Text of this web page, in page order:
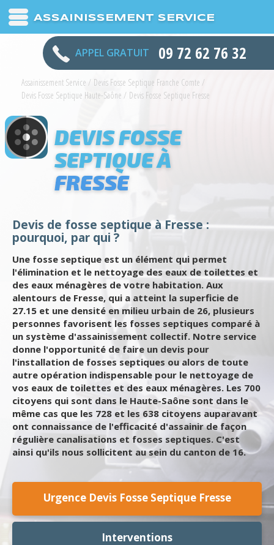
ASSAINISSEMENT SERVICE
APPEL GRATUIT 09 72 62 76 32
Assainissement Service / Devis Fosse Septique Franche Comte /
Devis Fosse Septique Haute-Saône / Devis Fosse Septique Fresse
DEVIS FOSSE
SEPTIQUE À
FRESSE
Devis de fosse septique à Fresse :
pourquoi, par qui ?
Une fosse septique est un élément qui permet
l'élimination et le nettoyage des eaux de toilettes et
des eaux ménagères de votre habitation. Aux
alentours de Fresse, qui a atteint la superficie de
27.15 et une densité en milieu urbain de 26, plusieurs
personnes favorisent les fosses septiques comparé à
un système d'assainissement collectif. Notre service
donne l'opportunité de faire un devis pour
l'installation de fosses septiques ou alors de toute
autre opération indispensable pour le nettoyage de
vos eaux de toilettes et des eaux ménagères. Les 700
citoyens qui sont dans le Haute-Saône sont dans le
même cas que les 728 et les 638 citoyens auparavant
ont connaissance de l'efficacité d'assainir de façon
régulière canalisations et fosses septiques. C'est
ainsi qu'ils nous sollicitent au sein du canton de 16.
Urgence Devis Fosse Septique Fresse
Interventions